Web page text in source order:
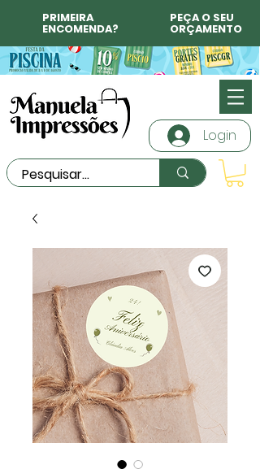
PRIMEIRA
ENCOMENDA?
PEÇA O SEU
ORÇAMENTO
Login